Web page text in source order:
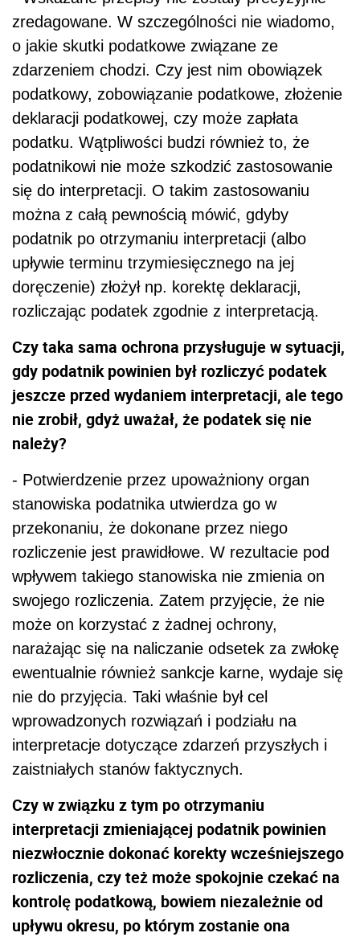
zredagowane. W szczególności nie wiadomo,
o jakie skutki podatkowe związane ze
zdarzeniem chodzi. Czy jest nim obowiązek
podatkowy, zobowiązanie podatkowe, złożenie
deklaracji podatkowej, czy może zapłata
podatku. Wątpliwości budzi również to, że
podatnikowi nie może szkodzić zastosowanie
się do interpretacji. O takim zastosowaniu
można z całą pewnością mówić, gdyby
podatnik po otrzymaniu interpretacji (albo
upływie terminu trzymiesięcznego na jej
doręczenie) złożył np. korektę deklaracji,
rozliczając podatek zgodnie z interpretacją.
Czy taka sama ochrona przysługuje w sytuacji,
gdy podatnik powinien był rozliczyć podatek
jeszcze przed wydaniem interpretacji, ale tego
nie zrobił, gdyż uważał, że podatek się nie
należy?
- Potwierdzenie przez upoważniony organ
stanowiska podatnika utwierdza go w
przekonaniu, że dokonane przez niego
rozliczenie jest prawidłowe. W rezultacie pod
wpływem takiego stanowiska nie zmienia on
swojego rozliczenia. Zatem przyjęcie, że nie
może on korzystać z żadnej ochrony,
narażając się na naliczanie odsetek za zwłokę
ewentualnie również sankcje karne, wydaje się
nie do przyjęcia. Taki właśnie był cel
wprowadzonych rozwiązań i podziału na
interpretacje dotyczące zdarzeń przyszłych i
zaistniałych stanów faktycznych.
Czy w związku z tym po otrzymaniu
interpretacji zmieniającej podatnik powinien
niezwłocznie dokonać korekty wcześniejszego
rozliczenia, czy też może spokojnie czekać na
kontrolę podatkową, bowiem niezależnie od
upływu okresu, po którym zostanie ona